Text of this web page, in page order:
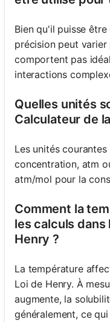
Bien qu'il puisse
précision peut
comportent pas
interactions
Quelles unités
Calculateur de
Les unités
concentration, atm
atm/mol pour la
Comment la
les calculs dans
Henry ?
La température
Loi de Henry. À
augmente, la
généralement, ce